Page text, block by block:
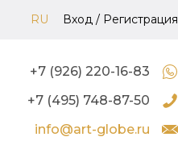
RU Вход / Регистрация
+7 (926) 220-16-83
+7 (495) 748-87-50
info@art-globe.ru